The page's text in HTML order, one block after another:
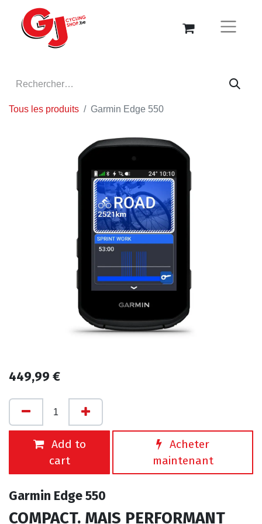
Tous les produits Garmin Edge 550
449,99 €
Add to
cart
Acheter
maintenant
Garmin Edge 550
COMPACT. MAIS PERFORMANT